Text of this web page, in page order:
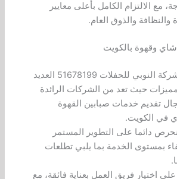
مع الالتزام الكامل بأعلى معايير
والنظافة والذوق العام.
وقهوة بالكويت
توفر شركة النوبي للحفلات 51678199 العديد
حيث تعد من الشركات الرائدة
تقديم خدمات صبابين القهوة
في الكويت.
دائما على التطوير المستمر
بمستوى الخدمة بما يلبي تطلعات
اختيار فريق العمل بعناية فائقة، مع